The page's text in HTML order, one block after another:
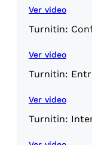
Ver video
Turnitin:
Ver video
Turnitin:
Ver video
Turnitin: